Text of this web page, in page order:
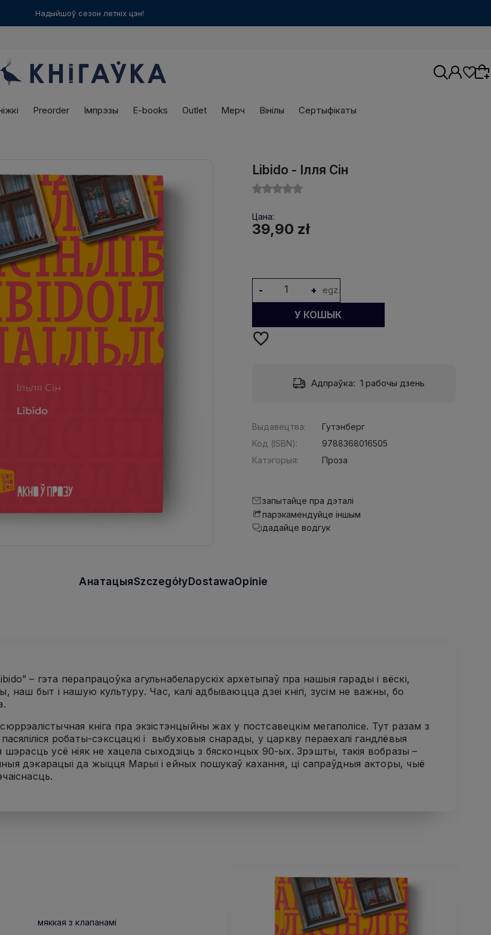
«Кнігаўка»працуе ў нядзелю! З 12:00 да 18:00
Wybierz coś dla siebie z naszej aktualnej
oferty lub zaloguj się, aby przywrócić dodane
produkty do listy z poprzedniej sesji.
Preorder Імпрэзы E-books Outlet Мерч Вінілы Сертыфікаты
Libido - Ілля Сін
Цана:
39,90 zł
+
- egz.
У КОШЫК
Адпраўка: 1 рабочы дзень
Выдавецтва:
Гутэнберг
Код (ISBN):
9788368016505
Катэгорыя:
Проза
запытайце пра дэталі
парэкамендуйце іншым
дадайце водгук
АнатацыяSzczegółyDostawaOpinie
– гэта перапрацоўка агульнабеларускіх архетыпаў пра нашыя гарады і вёскі,
наш быт і нашую культуру. Час, калі адбываюцца дзеі кнігі, зусім не важны, бо
кніга пра экзістэнцыйны жах у постсавецкім мегаполісе. Тут разам з
пасяліліся робаты-сэксцацкі і выбуховыя снарады, у царкву пераехалі гандлёвыя
шэрасць усё ніяк не хацела сыходзіць з бясконцых 90-ых. Зрэшты, такія вобразы –
дэкарацыі да жыцця Марыі і ейных пошукаў кахання, ці сапраўдныя акторы, чыё
мяккая з клапанамі